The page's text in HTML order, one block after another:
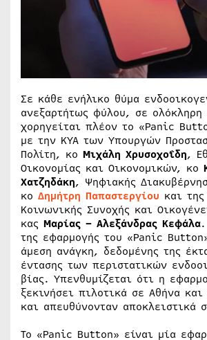
Σε κάθε ενήλικο θύμα
ανεξαρτήτως φύλου, σε
χορηγείται πλέον το «Panic
με την ΚΥΑ των Υπουργών
Πολίτη, κο Μιχάλη Χρυσοχοΐδη,
Οικονομίας και Οικονομικών, κο
Χατζηδάκη, Ψηφιακής
κο Δημήτρη Παπαστεργίου και
Κοινωνικής Συνοχής και
κας Μαρίας – Αλεξάνδρας Κεφάλα
της εφαρμογής του «Panic
άμεση ανάγκη, δεδομένης της
έντασης των περιστατικών
βίας. Υπενθυμίζεται ότι η
ξεκινήσει πιλοτικά σε Αθήνα και
και απευθύνονταν αποκλειστικά
Το «Panic Button» είναι μία